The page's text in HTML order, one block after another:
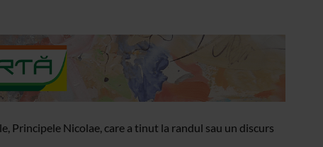
Principele Nicolae, care a tinut la randul sau un discurs